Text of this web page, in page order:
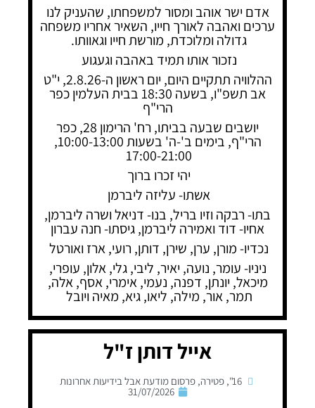
אדם ישר אוהב ומסור למשפחתו, שהעניק לנו
ערכים ואהבה לאורך חייו, השאיר אחריו משפחה
גדולה ומלוכדת, מורשת חייו וגאוותו.
נזכור אותו תמיד באהבה וגעגוע
ההלוויה תתקיים היום, יום ראשון ה-2.8.26, י"ט
אב תשפ"ו, בשעה 18:30 בבית העלמין כפר
הרי"ף
יושבים שבעה בביתו, רח' הרימון 28, כפר
הרי"ף, בימים ב'-ה' בשעות 10:00-13:00,
17:00-21:00
יהי זכרו ברוך
אשתו- עליזה ליברמן
בתו- רבקה וזיו בריל, בנו- דניאל ושרה ליברמן,
אחיו- דוד ואמירה ליברמן, גיסתו- חנה עברון
נכדיו- מורן, ערן, שירן, דותן, רועי, ארז ואורטל
ניניו- עומר, נועה, יאיר, ליבי, גלי, אלון, עופרי,
מיכאל, יונתן, דפנה, נעמי, אימרי, אסף, אלה,
תמר, אור, מילה, ליאו, גיא, מאיה ויובל
אייל דותן ז"ל
16"
, פטירה, פרסום מודעת אבל בידיעות אחרונות
31/07/2026